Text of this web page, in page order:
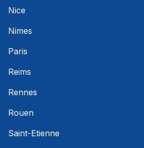
Nice
Nimes
Paris
Reims
Rennes
Rouen
Saint-Etienne